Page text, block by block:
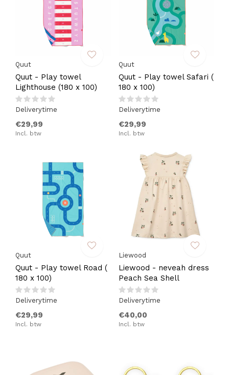
Quut
Quut - Play towel
Lighthouse (180 x 100)
Deliverytime
€29,99
Incl. btw
Quut
Quut - Play towel Safari (
180 x 100)
Deliverytime
€29,99
Incl. btw
Quut
Quut - Play towel Road (
180 x 100)
Deliverytime
€29,99
Incl. btw
Liewood
Liewood - neveah dress
Peach Sea Shell
Deliverytime
€40,00
Incl. btw